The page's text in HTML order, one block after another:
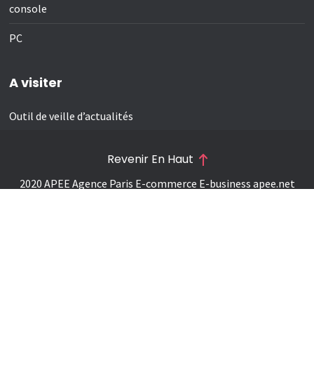
console
PC
A visiter
Outil de veille d’actualités
2020 APEE Agence Paris E-commerce E-business apee.net
Revenir En Haut